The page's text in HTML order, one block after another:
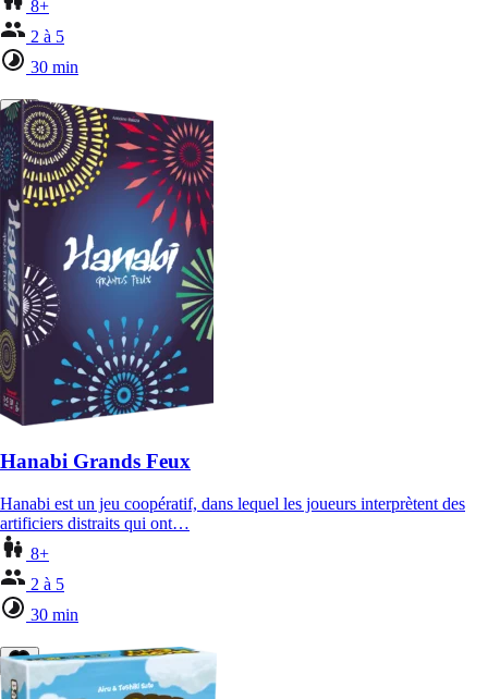
8+
2 à 5
30 min
Hanabi Grands Feux
Hanabi est un jeu coopératif, dans lequel les joueurs interprètent des
artificiers distraits qui ont…
8+
2 à 5
30 min